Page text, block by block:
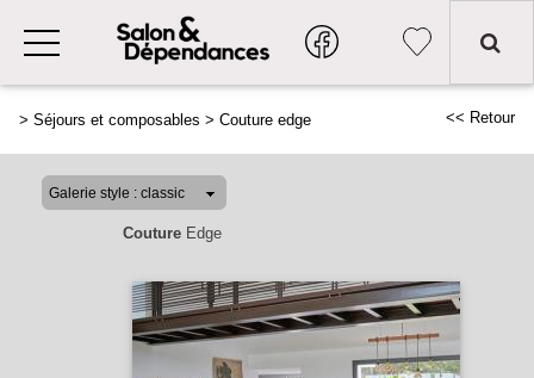
> Séjours et composables > Couture edge << Retour
CoutureEdge